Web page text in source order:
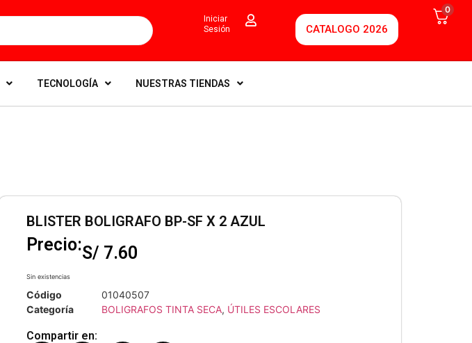
Iniciar
Sesión
CATALOGO 2026
0
TECNOLOGÍA NUESTRAS TIENDAS
BLISTER BOLIGRAFO BP-SF X 2 AZUL
Precio:S/ 7.60
Sin existencias
Código
01040507
Categoría
BOLIGRAFOS TINTA SECA, ÚTILES ESCOLARES
Compartir en: